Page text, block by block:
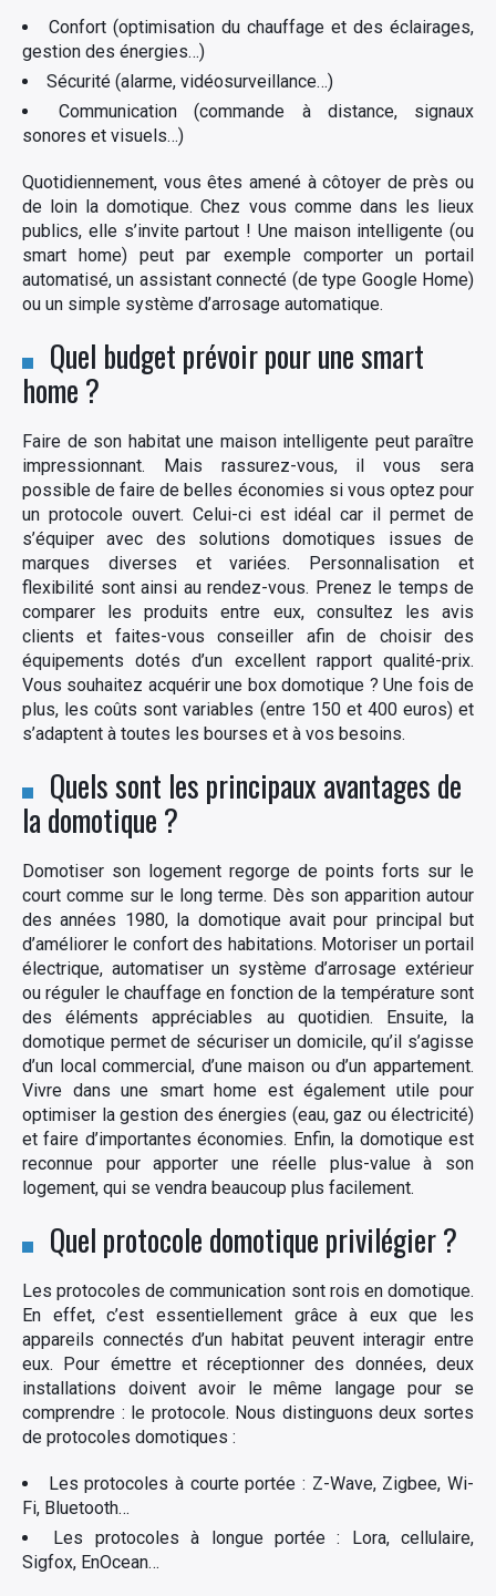
Confort (optimisation du chauffage et des éclairages,
gestion des énergies…)
Sécurité (alarme, vidéosurveillance…)
Communication (commande à distance, signaux
sonores et visuels…)
Quotidiennement, vous êtes amené à côtoyer de près ou
de loin la domotique. Chez vous comme dans les lieux
publics, elle s’invite partout ! Une maison intelligente (ou
smart home) peut par exemple comporter un portail
automatisé, un assistant connecté (de type Google Home)
ou un simple système d’arrosage automatique.
Quel budget prévoir pour une smart
home ?
Faire de son habitat une maison intelligente peut paraître
impressionnant. Mais rassurez-vous, il vous sera
possible de faire de belles économies si vous optez pour
un protocole ouvert. Celui-ci est idéal car il permet de
s’équiper avec des solutions domotiques issues de
marques diverses et variées. Personnalisation et
flexibilité sont ainsi au rendez-vous. Prenez le temps de
comparer les produits entre eux, consultez les avis
clients et faites-vous conseiller afin de choisir des
équipements dotés d’un excellent rapport qualité-prix.
Vous souhaitez acquérir une box domotique ? Une fois de
plus, les coûts sont variables (entre 150 et 400 euros) et
s’adaptent à toutes les bourses et à vos besoins.
Quels sont les principaux avantages de
la domotique ?
Domotiser son logement regorge de points forts sur le
court comme sur le long terme. Dès son apparition autour
des années 1980, la domotique avait pour principal but
d’améliorer le confort des habitations. Motoriser un portail
électrique, automatiser un système d’arrosage extérieur
ou réguler le chauffage en fonction de la température sont
des éléments appréciables au quotidien. Ensuite, la
domotique permet de sécuriser un domicile, qu’il s’agisse
d’un local commercial, d’une maison ou d’un appartement.
Vivre dans une smart home est également utile pour
optimiser la gestion des énergies (eau, gaz ou électricité)
et faire d’importantes économies. Enfin, la domotique est
reconnue pour apporter une réelle plus-value à son
logement, qui se vendra beaucoup plus facilement.
Quel protocole domotique privilégier ?
Les protocoles de communication sont rois en domotique.
En effet, c’est essentiellement grâce à eux que les
appareils connectés d’un habitat peuvent interagir entre
eux. Pour émettre et réceptionner des données, deux
installations doivent avoir le même langage pour se
comprendre : le protocole. Nous distinguons deux sortes
de protocoles domotiques :
Les protocoles à courte portée : Z-Wave, Zigbee, Wi-
Fi, Bluetooth…
Les protocoles à longue portée : Lora, cellulaire,
Sigfox, EnOcean…